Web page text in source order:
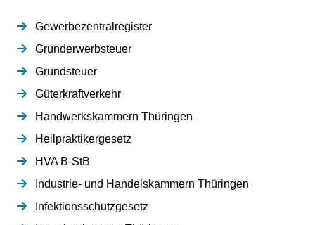
Gewerbezentralregister
Grunderwerbsteuer
Grundsteuer
Güterkraftverkehr
Handwerkskammern Thüringen
Heilpraktikergesetz
HVA B-StB
Industrie- und Handelskammern Thüringen
Infektionsschutzgesetz